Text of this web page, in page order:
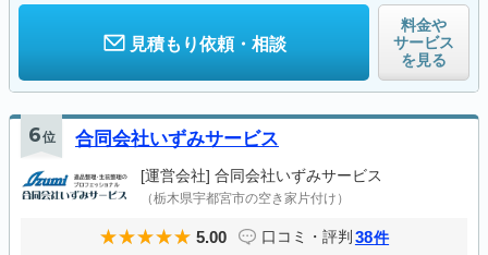
見積もり依頼・相談
料金や
サービス
を見る
6位 合同会社いずみサービス
[運営会社] 合同会社いずみサービス
（栃木県宇都宮市の空き家片付け）
5.00 口コミ・評判 38件